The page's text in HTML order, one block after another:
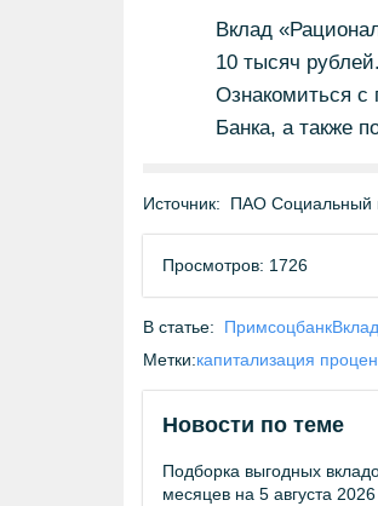
Вклад
10 тысяч
Ознакомиться
Банка, а также
Источник: ПАО Социальный
Просмотров: 1726
В статье: Примсоцбанк
Метки:капитализация
Новости по теме
Подборка выгодных
месяцев на 5 августа 2026